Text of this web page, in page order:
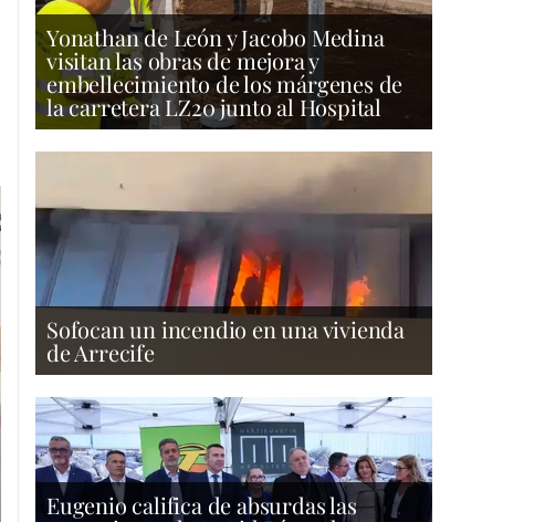
Yonathan de León y Jacobo Medina
visitan las obras de mejora y
embellecimiento de los márgenes de
la carretera LZ20 junto al Hospital
Sofocan un incendio en una vivienda
de Arrecife
Eugenio califica de absurdas las